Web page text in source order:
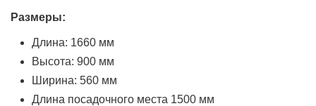
Размеры:
Длина: 1660 мм
Высота: 900 мм
Ширина: 560 мм
Длина посадочного места 1500 мм